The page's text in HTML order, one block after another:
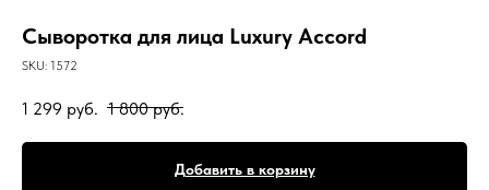
Сыворотка для лица Luxury Accord
SKU: 1572
1 299 руб. 1 800 руб.
Добавить в корзину